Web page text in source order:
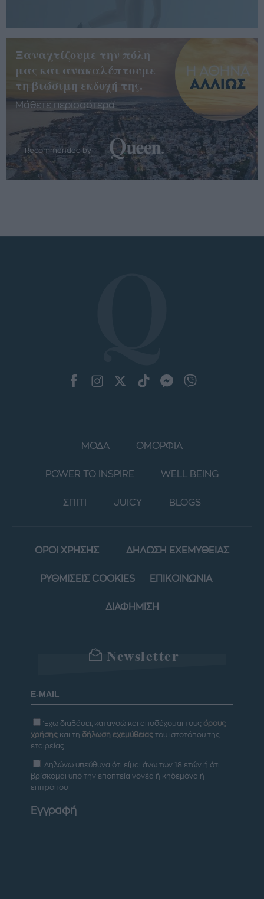
Ξαναχτίζουμε την πόλη
μας και ανακαλύπτουμε
τη βιώσιμη εκδοχή της.
Μάθετε περισσότερα
Recommended by
ΜΟΔΑ ΟΜΟΡΦΙΑ
POWER TO INSPIRE WELL BEING
ΣΠΙΤΙ JUICY BLOGS
ΟΡΟΙ ΧΡΗΣΗΣ ΔΗΛΩΣΗ ΕΧΕΜΥΘΕΙΑΣ
ΡΥΘΜΙΣΕΙΣ COOKIES ΕΠΙΚΟΙΝΩΝΙΑ
ΔΙΑΦΗΜΙΣΗ
Newsletter
Έχω διαβάσει, κατανοώ και αποδέχομαι τους όρους
χρήσης και τη δήλωση εχεμύθειας του ιστοτόπου της
εταιρείας
Δηλώνω υπεύθυνα ότι είμαι άνω των 18 ετών ή ότι
βρίσκομαι υπό την εποπτεία γονέα ή κηδεμόνα ή
επιτρόπου
Εγγραφή